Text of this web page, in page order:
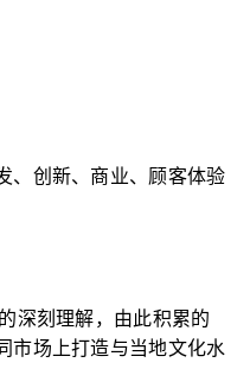
、创新、商业、顾客体验
深刻理解，由此积累的
市场上打造与当地文化水